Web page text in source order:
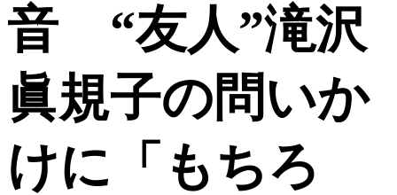
音 “友人”滝沢
眞規子の問いか
けに「もちろ